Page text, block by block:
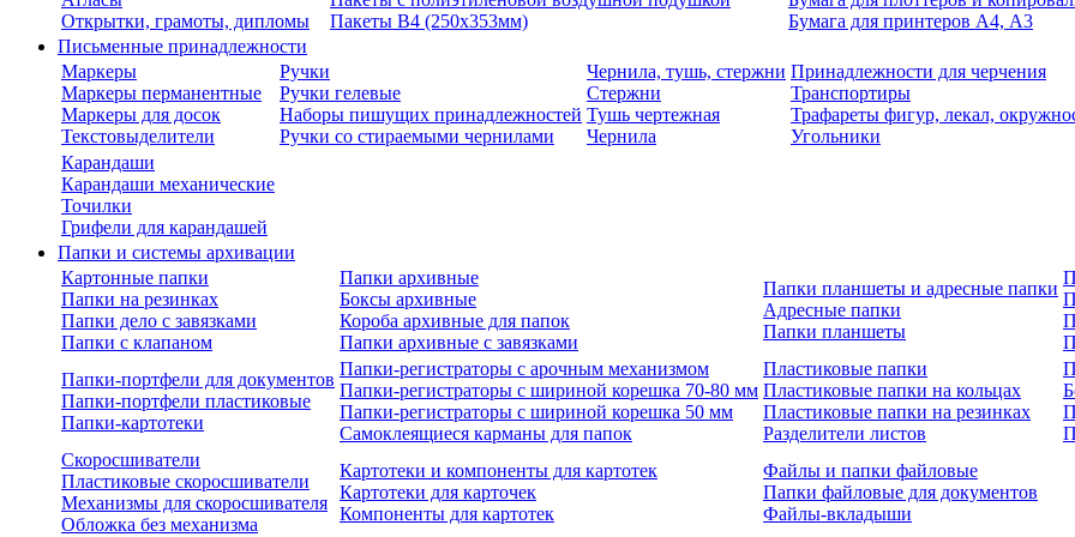
Открытки, грамоты, дипломы
Пакеты В4 (250х353мм)
Бумага для принтеров А4, А3
Письменные принадлежности
Маркеры
Маркеры перманентные
Маркеры для досок
Текстовыделители
Ручки
Ручки гелевые
Наборы пишущих принадлежностей
Ручки со стираемыми чернилами
Чернила, тушь, стержни
Стержни
Тушь чертежная
Чернила
Принадлежности для черчения
Транспортиры
Трафареты фигур, лекал,
Угольники
Карандаши
Карандаши механические
Точилки
Грифели для карандашей
Папки и системы архивации
Картонные папки
Папки на резинках
Папки дело с завязками
Папки с клапаном
Папки архивные
Боксы архивные
Короба архивные для папок
Папки архивные с завязками
Папки планшеты и адресные папки
Адресные папки
Папки планшеты
Папки-портфели для документов
Папки-портфели пластиковые
Папки-картотеки
Папки-регистраторы с арочным механизмом
Папки-регистраторы с шириной корешка 70-80 мм
Папки-регистраторы с шириной корешка 50 мм
Самоклеящиеся карманы для папок
Пластиковые папки
Пластиковые папки на кольцах
Пластиковые папки на резинках
Разделители листов
Скоросшиватели
Пластиковые скоросшиватели
Механизмы для скоросшивателя
Обложка без механизма
Картотеки и компоненты для картотек
Картотеки для карточек
Компоненты для картотек
Файлы и папки файловые
Папки файловые для документов
Файлы-вкладыши